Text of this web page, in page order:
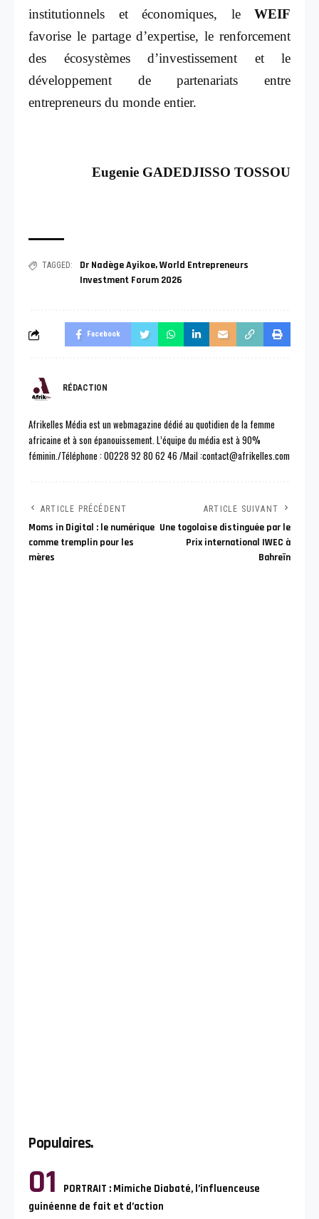
institutionnels et économiques, le WEIF
favorise le partage d’expertise, le renforcement
des écosystèmes d’investissement et le
développement de partenariats entre
entrepreneurs du monde entier.
Eugenie GADEDJISSO TOSSOU
TAGGED: Dr Nadège Ayikoe,World Entrepreneurs
Investment Forum 2026
Facebook
RÉDACTION
Afrikelles Média est un webmagazine dédié au quotidien de la femme
africaine et à son épanouissement. L’équipe du média est à 90%
féminin./Téléphone : 00228 92 80 62 46 /Mail :contact@afrikelles.com
ARTICLE PRÉCÉDENT
Moms in Digital : le numérique
comme tremplin pour les
mères
ARTICLE SUIVANT
Une togolaise distinguée par le
Prix international IWEC à
Bahreïn
Populaires.
PORTRAIT : Mimiche Diabaté, l’influenceuse
guinéenne de fait et d’action